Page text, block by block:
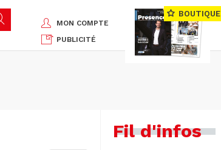
MON COMPTE
PUBLICITÉ
BOUTIQUE
Fil d'infos